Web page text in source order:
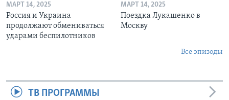
МАРТ 14, 2025
Россия и Украина
продолжают обмениваться
ударами беспилотников
МАРТ 14, 2025
Поездка Лукашенко в
Москву
Все эпизоды
ТВ ПРОГРАММЫ